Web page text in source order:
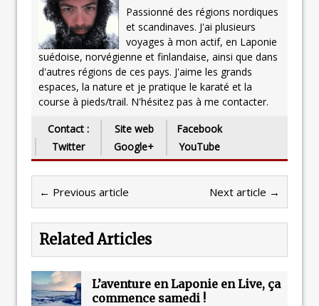
Passionné des régions nordiques
et scandinaves. J'ai plusieurs
voyages à mon actif, en Laponie
suédoise, norvégienne et finlandaise, ainsi que dans
d'autres régions de ces pays. J'aime les grands
espaces, la nature et je pratique le karaté et la
course à pieds/trail. N'hésitez pas à me contacter.
Contact :
Site web
Facebook
Twitter
Google+ YouTube
← Previous article Next article →
Related Articles
L’aventure en Laponie en Live, ça
commence samedi !